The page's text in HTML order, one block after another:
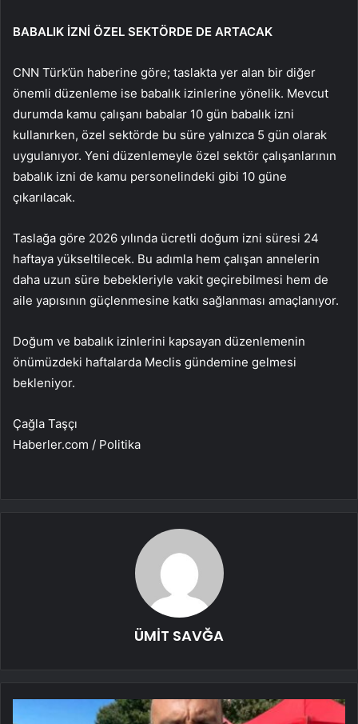
BABALIK İZNİ ÖZEL SEKTÖRDE DE ARTACAK
CNN Türk’ün haberine göre; taslakta yer alan bir diğer
önemli düzenleme ise babalık izinlerine yönelik. Mevcut
durumda kamu çalışanı babalar 10 gün babalık izni
kullanırken, özel sektörde bu süre yalnızca 5 gün olarak
uygulanıyor. Yeni düzenlemeyle özel sektör çalışanlarının
babalık izni de kamu personelindeki gibi 10 güne
çıkarılacak.
Taslağa göre 2026 yılında ücretli doğum izni süresi 24
haftaya yükseltilecek. Bu adımla hem çalışan annelerin
daha uzun süre bebekleriyle vakit geçirebilmesi hem de
aile yapısının güçlenmesine katkı sağlanması amaçlanıyor.
Doğum ve babalık izinlerini kapsayan düzenlemenin
önümüzdeki haftalarda Meclis gündemine gelmesi
bekleniyor.
Çağla Taşçı
Haberler.com / Politika
ÜMİT SAVĞA